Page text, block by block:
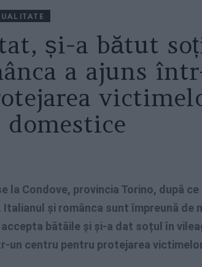
și-a bătut
a ajuns
la Condove, provincia Torino, după ce
și românca sunt împreună de
bătăile și și-a dat soțul în
un centru pentru protejarea